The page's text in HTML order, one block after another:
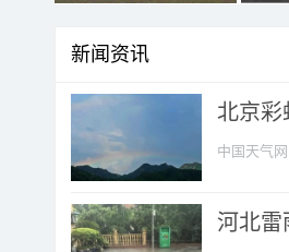
新闻资讯
北京彩
中国天气网
河北雷